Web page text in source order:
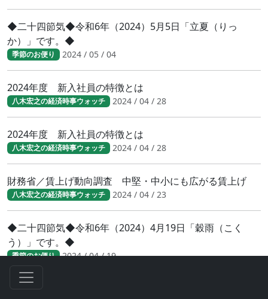
◆二十四節気◆令和6年（2024）5月5日「立夏（りっ
か）」です。◆
季節のお便り 2024 / 05 / 04
2024年度 新入社員の特徴とは
八木宏之の経済時事ウォッチ 2024 / 04 / 28
2024年度 新入社員の特徴とは
八木宏之の経済時事ウォッチ 2024 / 04 / 28
財務省／賃上げ動向調査 中堅・中小にも広がる賃上げ
八木宏之の経済時事ウォッチ 2024 / 04 / 23
◆二十四節気◆令和6年（2024）4月19日「穀雨（こく
う）」です。◆
季節のお便り 2024 / 04 / 19